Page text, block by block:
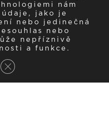
nám
jako je
nebo jedinečná
nebo
nepříznivě
a funkce.
Zavřít cookie lištu GDPR